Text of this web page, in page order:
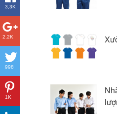
3,3K
2,2K
998
1K